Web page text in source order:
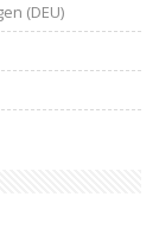
(DEU)